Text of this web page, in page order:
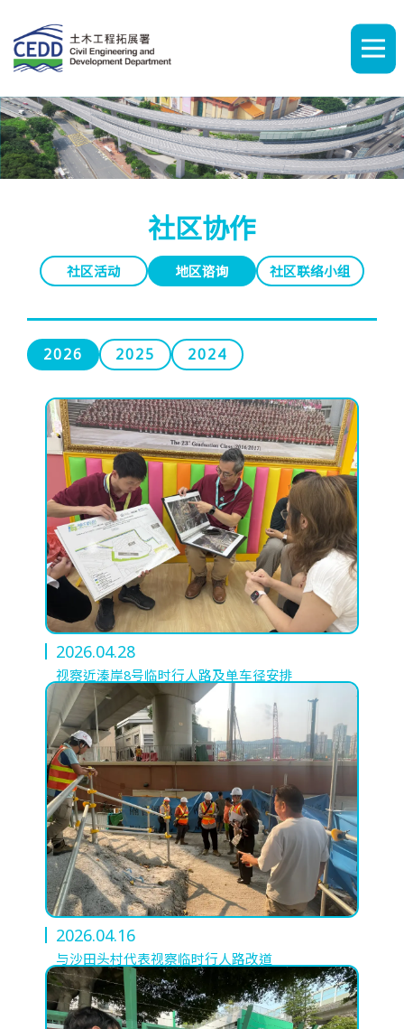
繁 简 ENG A A A
主页
最新消息
工程进度
环境事宜
社区协作
资讯中心
社区协作
社区活动 地区谘询 社区联络小组
2026 2025 2024
2026.04.28
视察近溱岸8号临时行人路及单车径安排
2026.04.16
与沙田头村代表视察临时行人路改道